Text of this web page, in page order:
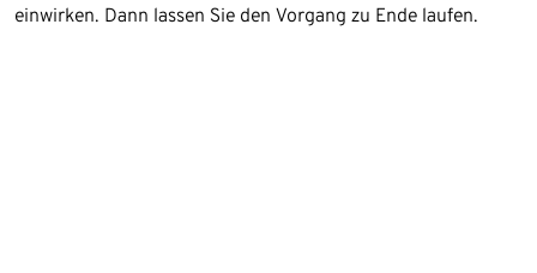
einwirken. Dann lassen Sie den Vorgang zu Ende laufen.